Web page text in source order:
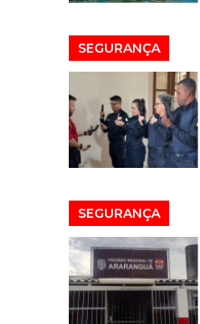
SEGURANÇA
SEGURANÇA